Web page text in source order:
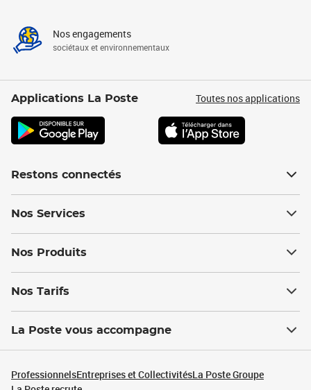
Nos engagements
sociétaux et environnementaux
Applications La Poste Toutes nos applications
Restons connectés
Nos Services
Nos Produits
Nos Tarifs
La Poste vous accompagne
ProfessionnelsEntreprises et CollectivitésLa Poste Groupe